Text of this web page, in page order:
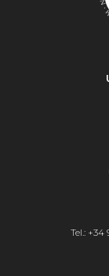
Tel.: +34